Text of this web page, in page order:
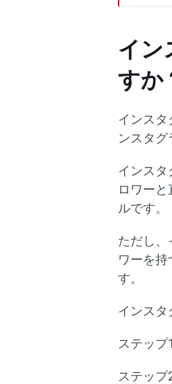
イン
すか
インス
ンスタグ
インス
ロワー
ルです。
ただし、
ワーを
す。
インスタ
ステッ
ステップ